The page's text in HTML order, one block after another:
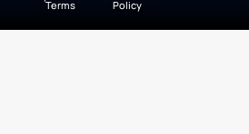
Terms Policy